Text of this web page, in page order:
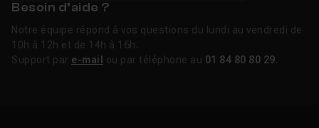
Besoin d’aide ?
Notre équipe répond à vos questions du lundi au vendredi de
10h à 12h et de 14h à 16h.
Support par e-mail ou par téléphone au 01 84 80 80 29